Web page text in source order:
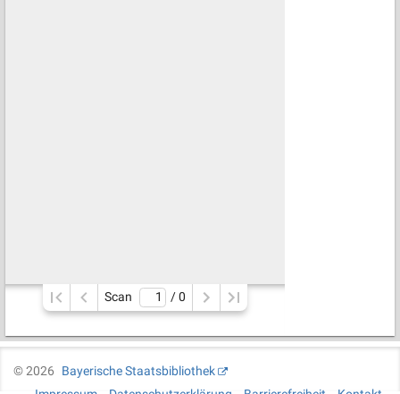
Scan / 0
©2026
Bayerische Staatsbibliothek